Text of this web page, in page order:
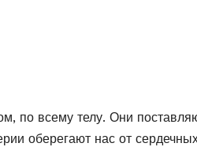
по всему телу. Они
оберегают нас от